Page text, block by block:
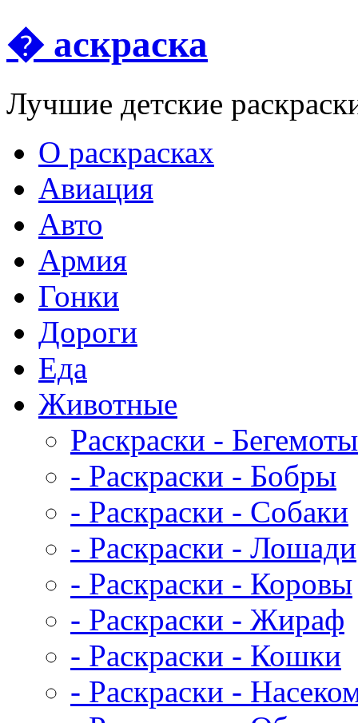
� аскраска
Лучшие детские
О раскрасках
Авиация
Авто
Армия
Гонки
Дороги
Еда
Животныe
Раскраски - Бегемоты
- Раскраски - Бобры
- Раскраски - Собаки
- Раскраски - Лошади
- Раскраски - Коровы
- Раскраски - Жираф
- Раскраски - Кошки
- Раскраски -